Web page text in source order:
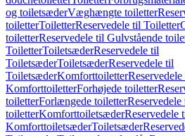
og toiletsæderVæghængte toiletter
toiletterToiletterReservedele til Toiletter
toiletterReservedele til Gulvstående
ToiletterToiletsæderReservedele til
ToiletsæderToiletsæderReservedele til
ToiletsæderKomforttoiletterReservedele
KomforttoiletterForhøjede toiletter
toiletterForlængede toiletter
toiletterKomforttoiletsæderReservedele
KomforttoiletsæderToiletsæder